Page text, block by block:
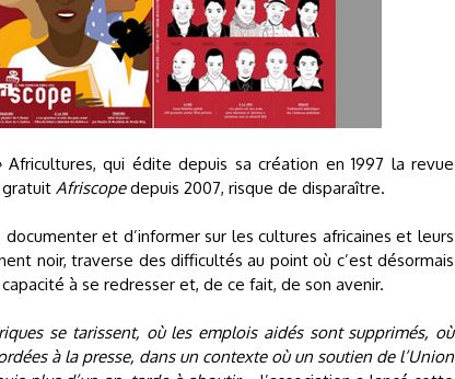
Africultures, qui édite depuis sa création en 1997 la revue
Afriscopedepuis 2007, risque de disparaître.
documenter et d’informer sur les cultures africaines et leurs
noir, traverse des difficultés au point où c’est désormais
à se redresser et, de ce fait, de son avenir.
se tarissent, où les emplois aidés sont supprimés, où
à la presse, dans un contexte où un soutien de l’Union